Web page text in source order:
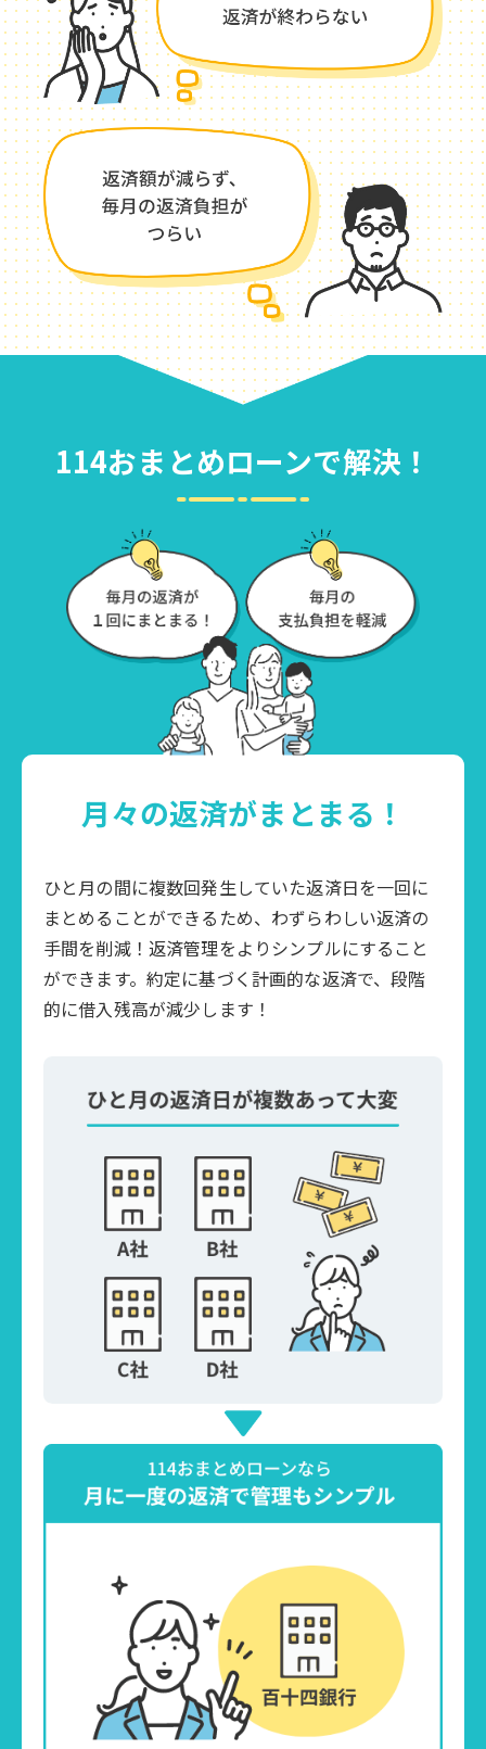
114おまとめローンで解決！
月々の返済がまとまる！
ひと月の間に複数回発生していた返済日を一回に
まとめることができるため、わずらわしい返済の
手間を削減！返済管理をよりシンプルにすること
ができます。約定に基づく計画的な返済で、段階
的に借入残高が減少します！